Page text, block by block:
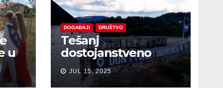
u
DOGAĐAJI DRUŠTVO
Tešanj
dostojanstveno
obilježio Dan
sjećanja na žrtve
JUL 15, 2025